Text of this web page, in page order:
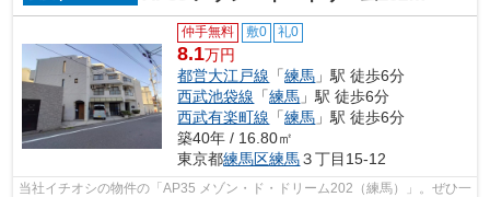
仲手無料 敷0 礼0
8.1万円
都営大江戸線 「練馬 」駅 徒歩6分
西武池袋線 「練馬 」駅 徒歩6分
西武有楽町線 「練馬 」駅 徒歩6分
築40年 / 16.80㎡
東京都練馬区練馬３丁目15-12
当社イチオシの物件の「AP35 メゾン・ド・ドリーム202（練馬）」。ぜひ一